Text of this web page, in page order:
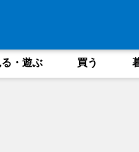
る・遊ぶ 買う